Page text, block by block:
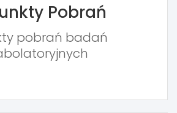
Pobrań
pobrań badań